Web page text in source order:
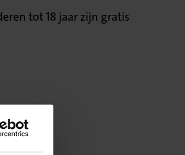
tot 18 jaar zijn gratis